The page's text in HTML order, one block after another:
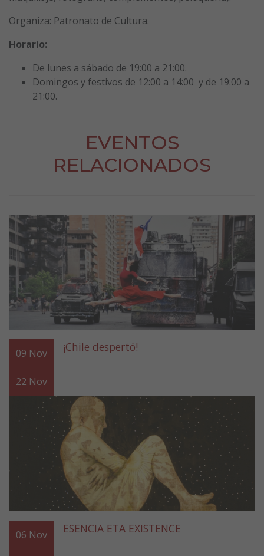
Organiza: Patronato de Cultura.
Horario:
De lunes a sábado de 19:00 a 21:00.
Domingos y festivos de 12:00 a 14:00 y de 19:00 a
21:00.
EVENTOS
RELACIONADOS
09 Nov
22 Nov
¡Chile despertó!
06 Nov ESENCIA ETA EXISTENCE